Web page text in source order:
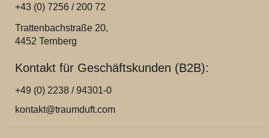
+43 (0) 7256 / 200 72
Trattenbachstraße 20,
4452 Ternberg
Kontakt für Geschäftskunden (B2B):
+49 (0) 2238 / 94301-0
kontakt@traumduft.com